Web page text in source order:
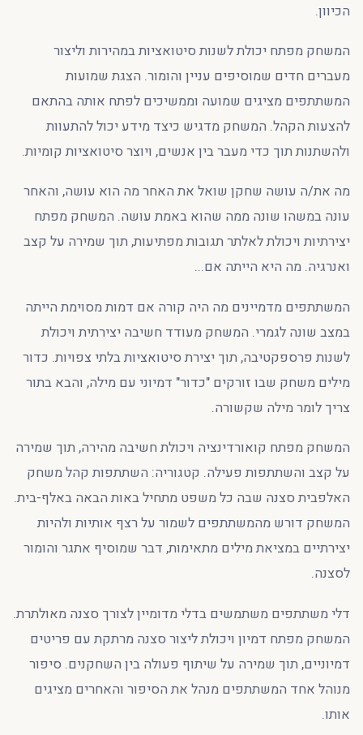
הכיוון.
המשחק מפתח יכולת לשנות סיטואציות במהירות וליצור
מעברים חדים שמוסיפים עניין והומור. הצגת שמועות
המשתתפים מציגים שמועה וממשיכים לפתח אותה בהתאם
להצעות הקהל. המשחק מדגיש כיצד מידע יכול להתעוות
ולהשתנות תוך כדי מעבר בין אנשים, ויוצר סיטואציות קומיות.
מה את/ה עושה שחקן שואל את האחר מה הוא עושה, והאחר
עונה במשהו שונה ממה שהוא באמת עושה. המשחק מפתח
יצירתיות ויכולת לאלתר תגובות מפתיעות, תוך שמירה על קצב
ואנרגיה. מה היא הייתה אם...
המשתתפים מדמיינים מה היה קורה אם דמות מסוימת הייתה
במצב שונה לגמרי. המשחק מעודד חשיבה יצירתית ויכולת
לשנות פרספקטיבה, תוך יצירת סיטואציות בלתי צפויות. כדור
מילים משחק שבו זורקים "כדור" דמיוני עם מילה, והבא בתור
צריך לומר מילה שקשורה.
המשחק מפתח קואורדינציה ויכולת חשיבה מהירה, תוך שמירה
על קצב והשתתפות פעילה. קטגוריה: השתתפות קהל משחק
האלפבית סצנה שבה כל משפט מתחיל באות הבאה באלף-בית.
המשחק דורש מהמשתתפים לשמור על רצף אותיות ולהיות
יצירתיים במציאת מילים מתאימות, דבר שמוסיף אתגר והומור
לסצנה.
דלי משתתפים משתמשים בדלי מדומיין לצורך סצנה מאולתרת.
המשחק מפתח דמיון ויכולת ליצור סצנה מרתקת עם פריטים
דמיוניים, תוך שמירה על שיתוף פעולה בין השחקנים. סיפור
מנוהל אחד המשתתפים מנהל את הסיפור והאחרים מציגים
אותו.